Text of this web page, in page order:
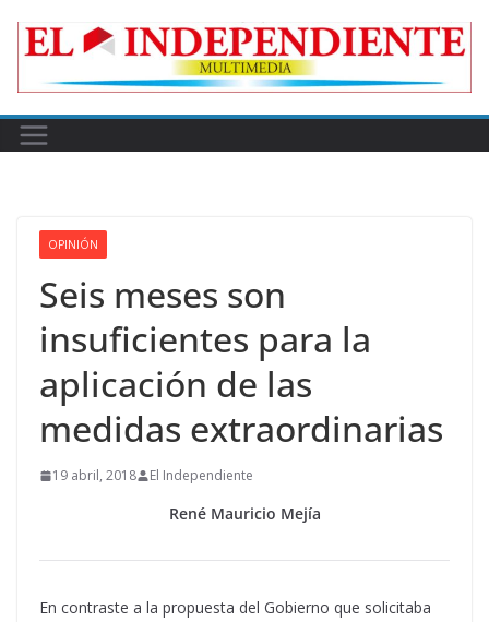
OPINIÓN
Seis meses son
insuficientes para la
aplicación de las
medidas extraordinarias
19 abril, 2018 El Independiente
René Mauricio Mejía
En contraste a la propuesta del Gobierno que solicitaba